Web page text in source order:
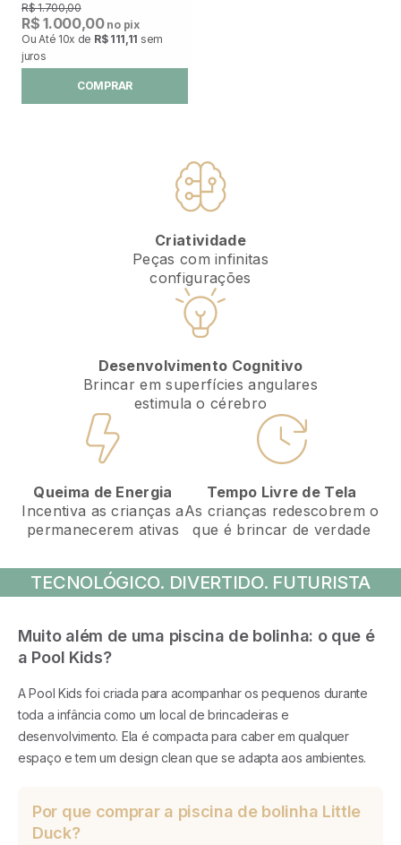
R$ 1.700,00
R$ 1.000,00no pix
Ou Até 10x de R$ 111,11 sem
juros
COMPRAR
Criatividade
Peças com infinitas
configurações
Desenvolvimento Cognitivo
Brincar em superfícies angulares
estimula o cérebro
Queima de Energia
Incentiva as crianças a
permanecerem ativas
Tempo Livre de Tela
As crianças redescobrem o
que é brincar de verdade
TECNOLÓGICO. DIVERTIDO. FUTURISTA
Muito além de uma piscina de bolinha: o que é
a Pool Kids?
A Pool Kids foi criada para acompanhar os pequenos durante
toda a infância como um local de brincadeiras e
desenvolvimento. Ela é compacta para caber em qualquer
espaço e tem um design clean que se adapta aos ambientes.
Por que comprar a piscina de bolinha Little
Duck?